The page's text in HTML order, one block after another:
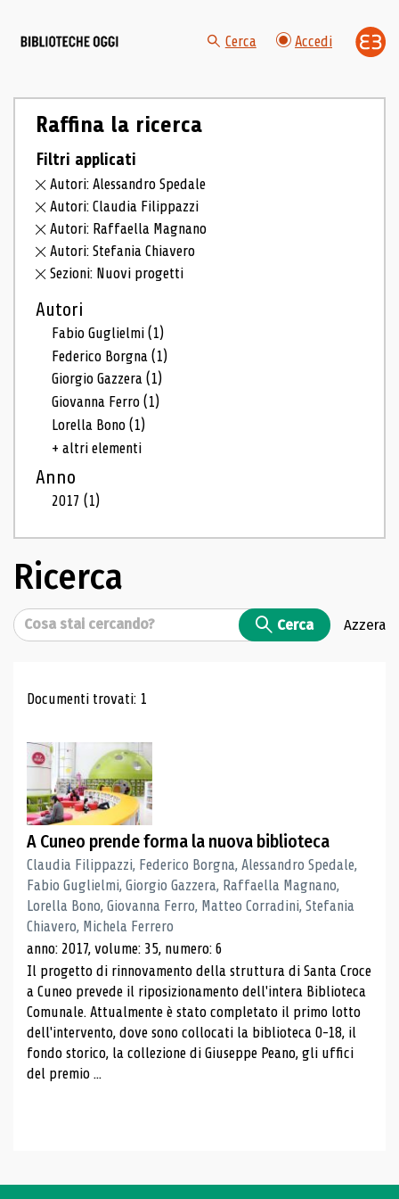
Cerca Accedi
Raffina la ricerca
Filtri applicati
Autori: Alessandro Spedale
Autori: Claudia Filippazzi
Autori: Raffaella Magnano
Autori: Stefania Chiavero
Sezioni: Nuovi progetti
Autori
Fabio Guglielmi(1)
Federico Borgna(1)
Giorgio Gazzera(1)
Giovanna Ferro(1)
Lorella Bono(1)
+ altri elementi
Anno
2017(1)
Ricerca
Cerca Cerca Azzera
Risultati di ricerca
Documenti trovati: 1
A Cuneo prende forma la nuova biblioteca
Claudia Filippazzi, Federico Borgna, Alessandro Spedale,
Fabio Guglielmi, Giorgio Gazzera, Raffaella Magnano,
Lorella Bono, Giovanna Ferro, Matteo Corradini, Stefania
Chiavero, Michela Ferrero
anno: 2017, volume: 35, numero: 6
Il progetto di rinnovamento della struttura di Santa Croce
a Cuneo prevede il riposizionamento dell'intera Biblioteca
Comunale. Attualmente è stato completato il primo lotto
dell'intervento, dove sono collocati la biblioteca 0-18, il
fondo storico, la collezione di Giuseppe Peano, gli uffici
del premio ...